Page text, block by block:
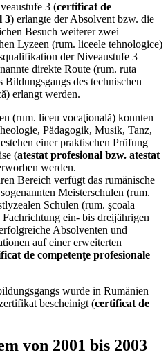
3 (certificat de
3) erlangte der Absolvent bzw. die
Besuch weiterer zwei
Lyzeen (rum. liceele tehnologice)
der Niveaustufe 3
direkte Route (rum. ruta
Bildungsgangs des technischen
erlangt werden.
(rum. liceu vocaţională) konnten
Pädagogik, Musik, Tanz,
einer praktischen Prüfung
(atestat profesional bzw. atestat
werden.
Bereich verfügt das rumänische
Meisterschulen (rum.
Schulen (rum. şcoala
ein- bis dreijährigen
Absolventen und
auf einer erweiterten
de competenţe profesionale
wurde in Rumänien
bescheinigt (certificat de
von 2001 bis 2003